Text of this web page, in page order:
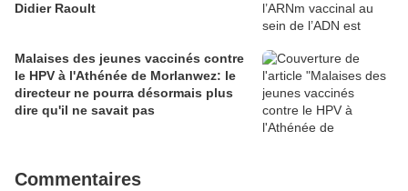
Didier Raoult
Malaises des jeunes vaccinés contre
le HPV à l'Athénée de Morlanwez: le
directeur ne pourra désormais plus
dire qu'il ne savait pas
Commentaires